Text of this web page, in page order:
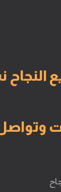
النجاح